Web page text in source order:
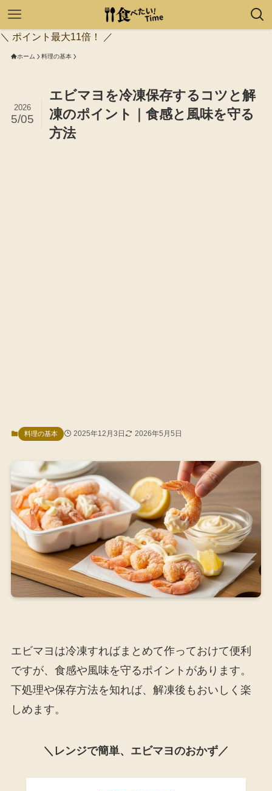
＼ ポイント最大11倍！ ／
ホーム 料理の基本
エビマヨを冷凍保存するコツと解
凍のポイント｜食感と風味を守る
方法
2026
5/05
料理の基本 2025年12月3日 2026年5月5日
エビマヨは冷凍すればまとめて作っておけて便利
ですが、食感や風味を守るポイントがあります。
下処理や保存方法を知れば、解凍後もおいしく楽
しめます。
＼レンジで簡単、エビマヨのおかず／